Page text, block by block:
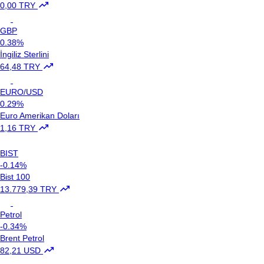
0,00 TRY
GBP
0.38%
İngiliz Sterlini
64,48 TRY
EURO/USD
0.29%
Euro Amerikan Doları
1,16 TRY
BIST
-0.14%
Bist 100
13.779,39 TRY
Petrol
-0.34%
Brent Petrol
82,21 USD